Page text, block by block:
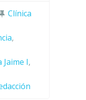
Clínica
,
Jaime I,